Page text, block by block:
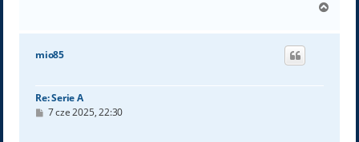
g
mio85
Re: Serie A
P7 cze 2025, 22:30